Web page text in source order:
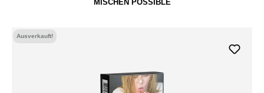
MISCHEN POSSIBLE
Ausverkauft!